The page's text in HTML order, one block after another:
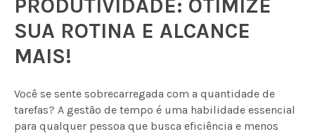
PRODUTIVIDADE: OTIMIZE
SUA ROTINA E ALCANCE
MAIS!
Você se sente sobrecarregada com a quantidade de
tarefas? A gestão de tempo é uma habilidade essencial
para qualquer pessoa que busca eficiência e menos